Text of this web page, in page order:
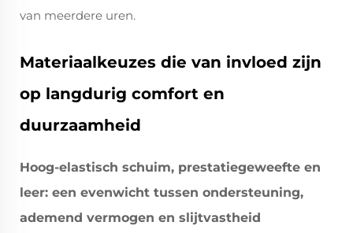
van meerdere uren.
Materiaalkeuzes die van invloed zijn
op langdurig comfort en
duurzaamheid
Hoog-elastisch schuim, prestatiegeweefte en
leer: een evenwicht tussen ondersteuning,
ademend vermogen en slijtvastheid